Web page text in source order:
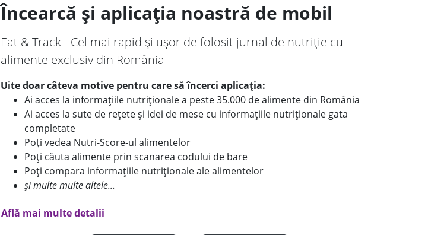
Încearcă și aplicația noastră de mobil
Eat & Track - Cel mai rapid și ușor de folosit jurnal de nutriție cu
alimente exclusiv din România
Uite doar câteva motive pentru care să încerci aplicația:
Ai acces la informațiile nutriționale a peste 35.000 de alimente din România
Ai acces la sute de rețete și idei de mese cu informațiile nutriționale gata
completate
Poți vedea Nutri-Score-ul alimentelor
Poți căuta alimente prin scanarea codului de bare
Poți compara informațiile nutriționale ale alimentelor
și multe multe altele...
Află mai multe detalii